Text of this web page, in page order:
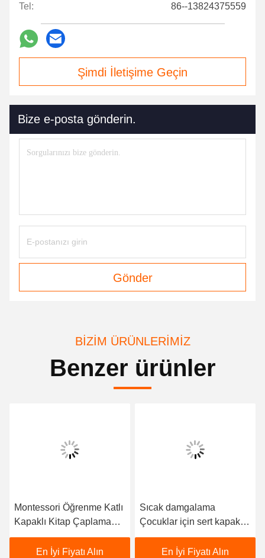
Tel: 86--13824375559
Şimdi İletişime Geçin
Bize e-posta gönderin.
Gönder
BIZIM ÜRÜNLERIMIZ
Benzer ürünler
Montessori Öğrenme Katlı
Kapaklı Kitap Çaplama
Çocuklar İçin Özel
Eğitimsel Öğrenme Kitabı
En İyi Fiyatı Alın
Sıcak damgalama
Çocuklar için sert kapaklı
kitap baskı Montessori
Eğitim kitabı ODM
En İyi Fiyatı Alın